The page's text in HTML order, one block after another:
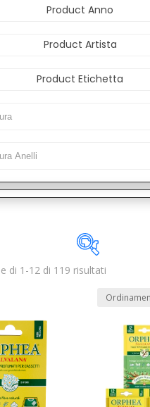
Product Anno
Product Artista
Product Etichetta
Categorie prodotto
Trovaprezzi(0)
di 1-12 di 119 risultati